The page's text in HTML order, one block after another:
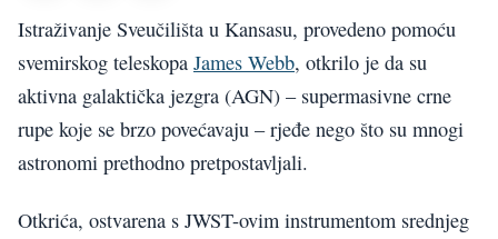
Istraživanje Sveučilišta u Kansasu, provedeno pomoću
svemirskog teleskopa James Webb, otkrilo je da su
aktivna galaktička jezgra (AGN) – supermasivne crne
rupe koje se brzo povećavaju – rjeđe nego što su mnogi
astronomi prethodno pretpostavljali.
Otkrića, ostvarena s JWST-ovim instrumentom srednjeg